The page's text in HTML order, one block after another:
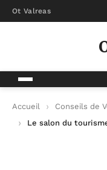
Ot Valreas
Accueil
Conseils de
Le salon du